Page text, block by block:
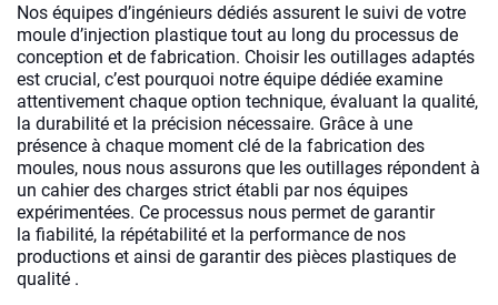
Nos équipes d’ingénieurs dédiés assurent le suivi de votre
moule d’injection plastique tout au long du processus de
conception et de fabrication. Choisir les outillages adaptés
est crucial, c’est pourquoi notre équipe dédiée examine
attentivement chaque option technique, évaluant la qualité,
la durabilité et la précision nécessaire. Grâce à une
présence à chaque moment clé de la fabrication des
moules, nous nous assurons que les outillages répondent à
un cahier des charges strict établi par nos équipes
expérimentées. Ce processus nous permet de garantir
la fiabilité, la répétabilité et la performance de nos
productions et ainsi de garantir des pièces plastiques de
qualité .